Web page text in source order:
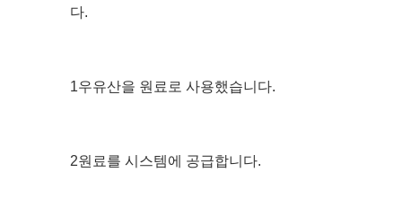
다.
1우유산을 원료로 사용했습니다.
2원료를 시스템에 공급합니다.